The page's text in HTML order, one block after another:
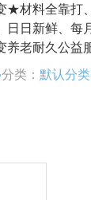
★材料全靠打
日日新鲜、每
老耐久公益
分类： 默认分类